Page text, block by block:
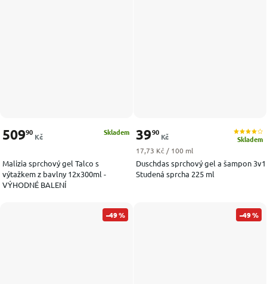
Malizia sprchový gel Talco s
výtažkem z bavlny 12x300ml -
VÝHODNÉ BALENÍ
Skladem
50990
Kč
Duschdas sprchový gel a šampon 3v1
Studená sprcha 225 ml
Skladem
3990
Kč
Měrná cena:
17,73 Kč / 100 ml
–49 % –49 %